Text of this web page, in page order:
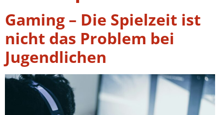
Gaming – Die Spielzeit ist
nicht das Problem bei
Jugendlichen